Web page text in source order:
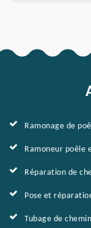
Ramonage de
Ramoneur poêle
Réparation de
Pose et
Tubage de